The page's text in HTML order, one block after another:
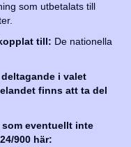
som utbetalats till
till: De nationella
i valet
finns att ta del
eventuellt inte
900 här: